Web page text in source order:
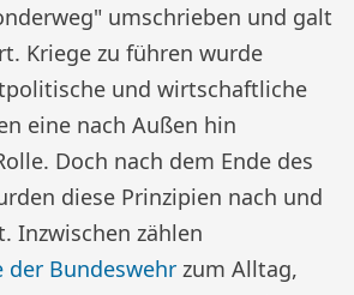
umschrieben und galt
Kriege zu führen wurde
und wirtschaftliche
eine nach Außen hin
Doch nach dem Ende des
diese Prinzipien nach und
Inzwischen zählen
der Bundeswehr zum Alltag,